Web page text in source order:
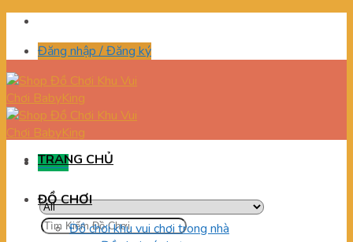
Skip
contentĐăng nhập / Đăng ký
Menu
Tìm
TRANG CHỦ
ĐỒ CHƠI
Đồ chơi khu vui chơi trong nhà